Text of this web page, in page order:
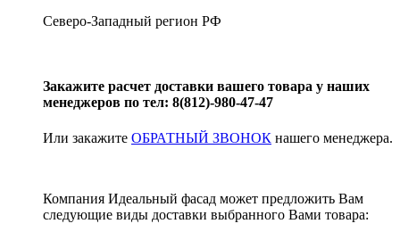
Северо-Западный регион РФ
Закажите расчет доставки вашего товара у наших
менеджеров по тел: 8(812)-980-47-47
Или закажите ОБРАТНЫЙ ЗВОНОК нашего менеджера.
Компания Идеальный фасад может предложить Вам
следующие виды доставки выбранного Вами товара: